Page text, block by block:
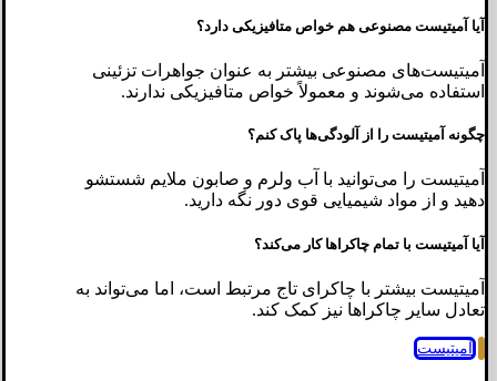
آیا آمیتیست مصنوعی هم خواص متافیزیکی دارد؟
آمیتیست‌های مصنوعی بیشتر به عنوان جواهرات تزئینی
استفاده می‌شوند و معمولاً خواص متافیزیکی ندارند.
چگونه آمیتیست را از آلودگی‌ها پاک کنم؟
آمیتیست را می‌توانید با آب ولرم و صابون ملایم شستشو
دهید و از مواد شیمیایی قوی دور نگه دارید.
آیا آمیتیست با تمام چاکراها کار می‌کند؟
آمیتیست بیشتر با چاکرای تاج مرتبط است، اما می‌تواند به
تعادل سایر چاکراها نیز کمک کند.
آمیتیست